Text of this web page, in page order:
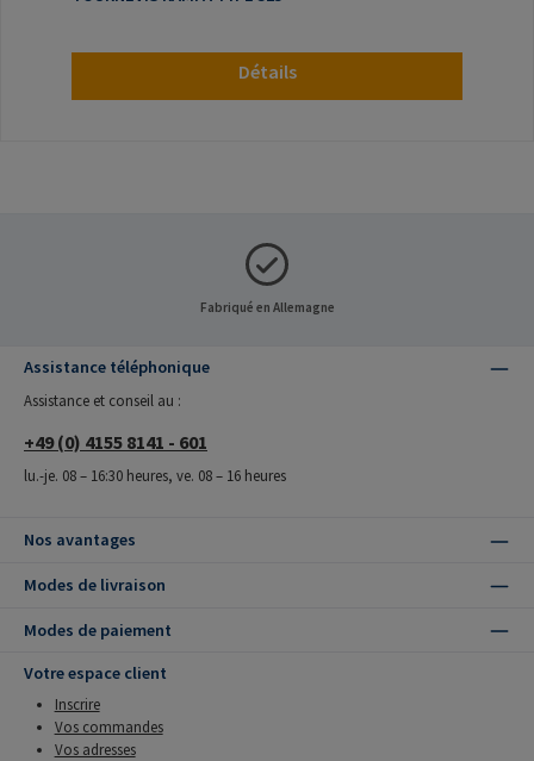
Détails
Fabriqué en Allemagne
Assistance téléphonique
Assistance et conseil au :
+49 (0) 4155 8141 - 601
lu.-je. 08 – 16:30 heures, ve. 08 – 16 heures
Nos avantages
Modes de livraison
Modes de paiement
Votre espace client
Inscrire
Vos commandes
Vos adresses